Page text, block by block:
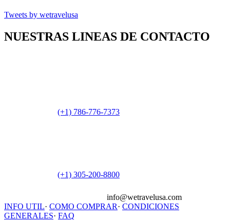
Tweets by wetravelusa
NUESTRAS LINEAS DE CONTACTO
(+1) 786-776-7373
(+1) 305-200-8800
info@wetravelusa.com
INFO UTIL· COMO COMPRAR· CONDICIONES
GENERALES· FAQ